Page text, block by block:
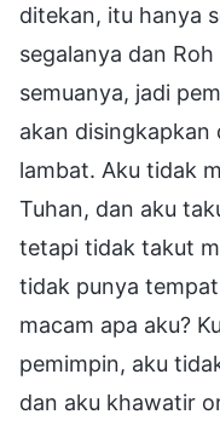
ditekan, itu hanya
segalanya dan
semuanya, jadi
akan disingkapkan
lambat. Aku tidak
Tuhan, dan aku
tetapi tidak takut
tidak punya
macam apa aku?
pemimpin, aku
dan aku khawatir